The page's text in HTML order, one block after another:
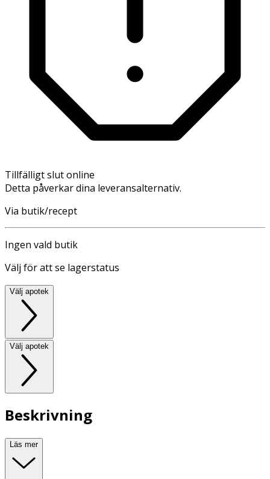
Tillfälligt slut online
Detta påverkar dina leveransalternativ.
Via butik/recept
Ingen vald butik
Välj för att se lagerstatus
Välj apotek
Välj apotek
Beskrivning
Läs mer